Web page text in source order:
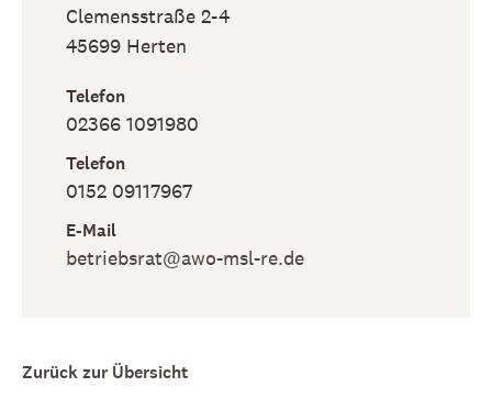
Clemensstraße 2-4
45699 Herten
Telefon
02366 1091980
Telefon
0152 09117967
E-Mail
betriebsrat​@awo-msl-re​.de
Zurück zur Übersicht